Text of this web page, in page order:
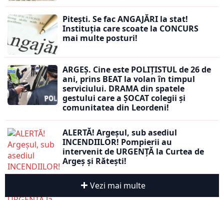
Pitești. Se fac ANGAJĂRI la stat!
Instituția care scoate la CONCURS
mai multe posturi!
ARGEȘ. Cine este POLIȚISTUL de 26 de
ani, prins BEAT la volan în timpul
serviciului. DRAMA din spatele
gestului care a ȘOCAT colegii și
comunitatea din Leordeni!
ALERTĂ! Argeșul, sub asediul
INCENDIILOR! Pompierii au
intervenit de URGENȚĂ la Curtea de
Argeș și Rătești!
Vezi mai multe